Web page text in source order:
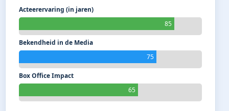
Acteerervaring (in jaren)
85
Bekendheid in de Media
75
Box Office Impact
65